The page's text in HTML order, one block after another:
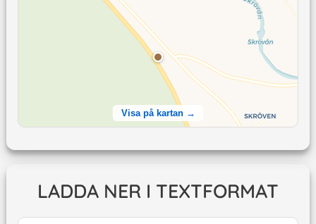
Visa på kartan →
LADDA NER I TEXTFORMAT